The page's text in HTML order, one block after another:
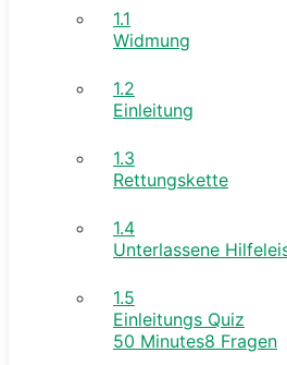
1.1
Widmung
1.2
Einleitung
1.3
Rettungskette
1.4
Unterlassene
1.5
Einleitungs Quiz
50 Minutes8 Fragen